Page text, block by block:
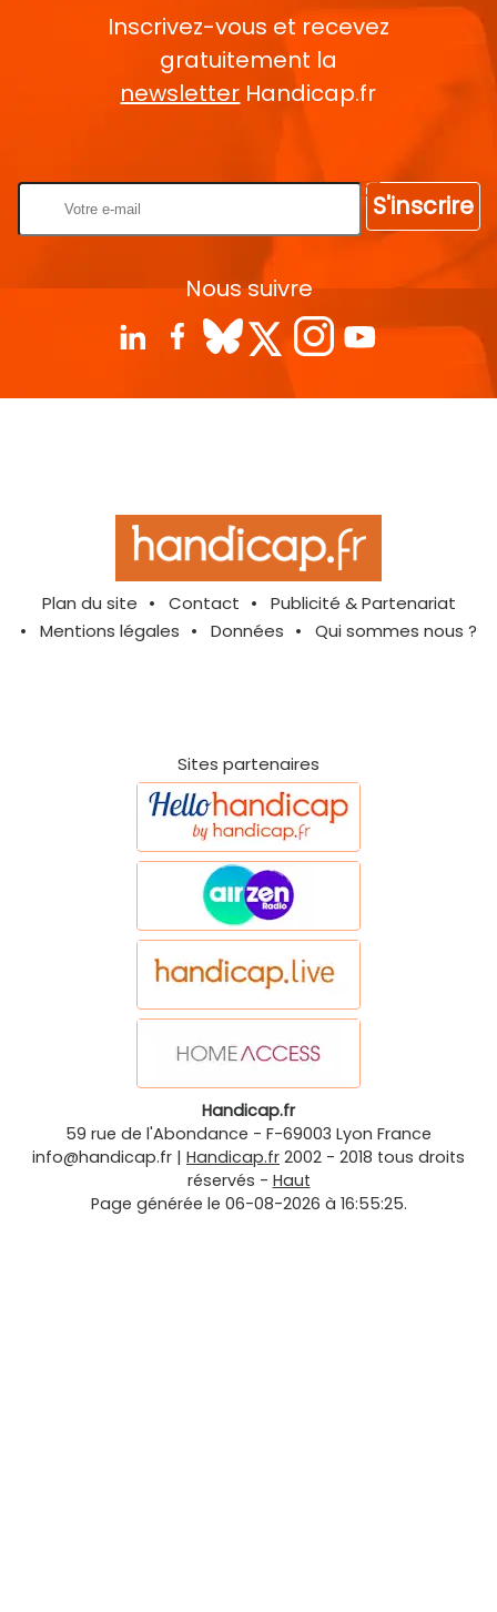
Inscrivez-vous et recevez
gratuitement la
newsletter Handicap.fr
S'inscrire
Nous suivre
Plan du site Contact
Publicité & Partenariat
Mentions légales
Données Qui sommes nous ?
Sites partenaires
Handicap.fr
59 rue de l'Abondance - F-69003 Lyon France
info@handicap.fr | Handicap.fr 2002 - 2018 tous droits
réservés - Haut
Page générée le 06-08-2026 à 16:55:25.